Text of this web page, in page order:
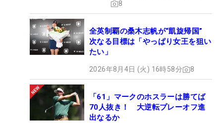
8
全英制覇の桑木志帆が“凱旋帰国”
次なる目標は「やっぱり女王を狙い
たい」
2026年8月4日 (火) 16時58分 8
「61」マークのホスラーは勝てば
70人抜き！ 大逆転プレーオフ進
出なるか